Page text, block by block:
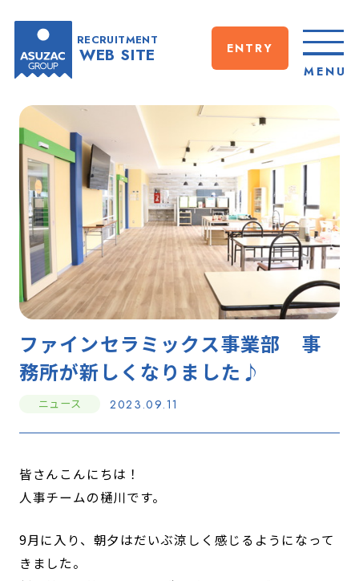
RECRUITMENT
WEB SITE
ENTRY
MENU
CLOSE
ファインセラミックス事業部 事
務所が新しくなりました♪
ニュース 2023.09.11
皆さんこんにちは！
人事チームの樋川です。
9月に入り、朝夕はだいぶ涼しく感じるようになって
きました。